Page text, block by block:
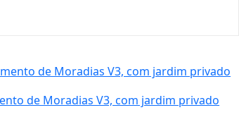
de Moradias V3, com jardim privado